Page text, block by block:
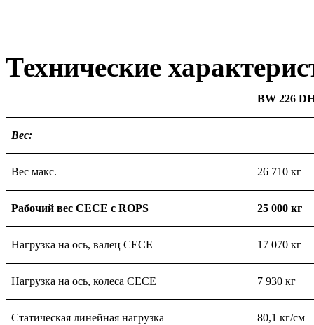
Технические
BW 226
Вес:
Весмакс. 26 710 кг
Рабочий вес СЕСЕ сROPS 25 000 кг
Нагрузка на ось, валец СЕСЕ 17 070 кг
Нагрузка на ось, колеса СЕСЕ 7 930 кг
Статическая линейная нагрузка 80,1 кг/см